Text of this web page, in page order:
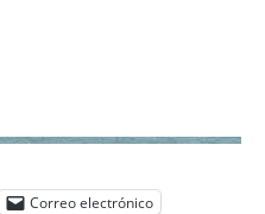
Correo electrónico